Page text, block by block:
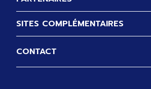
SITES COMPLÉMENTAIRES
CONTACT